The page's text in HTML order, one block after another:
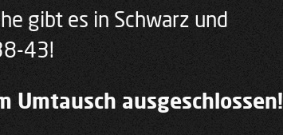
gibt es in Schwarz und
43!
Umtausch ausgeschlossen!